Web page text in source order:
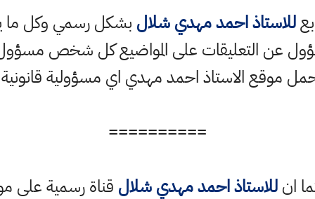
للاستاذ احمد مهدي شلال بشكل رسمي وكل ما
عن التعليقات على المواضيع كل شخص مسؤول
موقع الاستاذ احمد مهدي اي مسؤولية
==========
انللاستاذ احمد مهدي شلال قناة رسمية على